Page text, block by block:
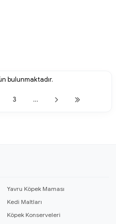
bulunmaktadır.
3 …
Yavru Köpek Maması
Kedi Maltları
Köpek Konserveleri